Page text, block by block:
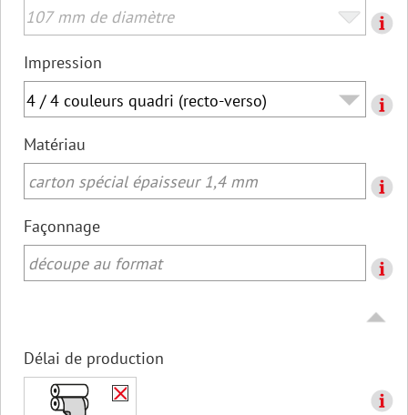
Impression
Matériau
carton spécial épaisseur 1,4 mm
Façonnage
découpe au format
Délai de production